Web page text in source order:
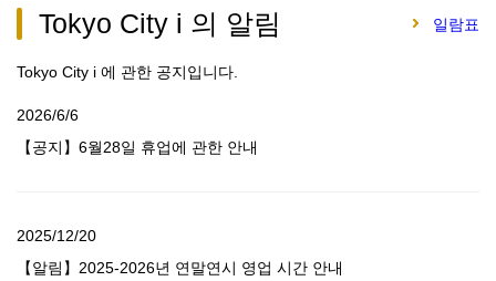
Tokyo City i 의 알림 일람표
Tokyo City i 에 관한 공지입니다.
2026/6/6
【공지】6월28일 휴업에 관한 안내
2025/12/20
【알림】2025-2026년 연말연시 영업 시간 안내